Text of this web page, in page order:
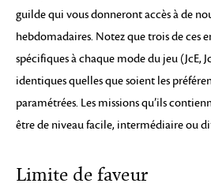
guilde qui vous donneront accès à de
hebdomadaires. Notez que trois de ces
spécifiques à chaque mode du jeu (JcE,
identiques quelles que soient les
paramétrées. Les missions qu’ils
être de niveau facile, intermédiaire ou
Limite de faveur